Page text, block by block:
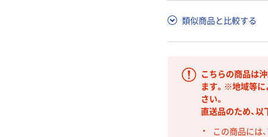
類似商品と比較する
こちらの商品は
ます。※地域等に
さい。
直送品のため、以
この商品には